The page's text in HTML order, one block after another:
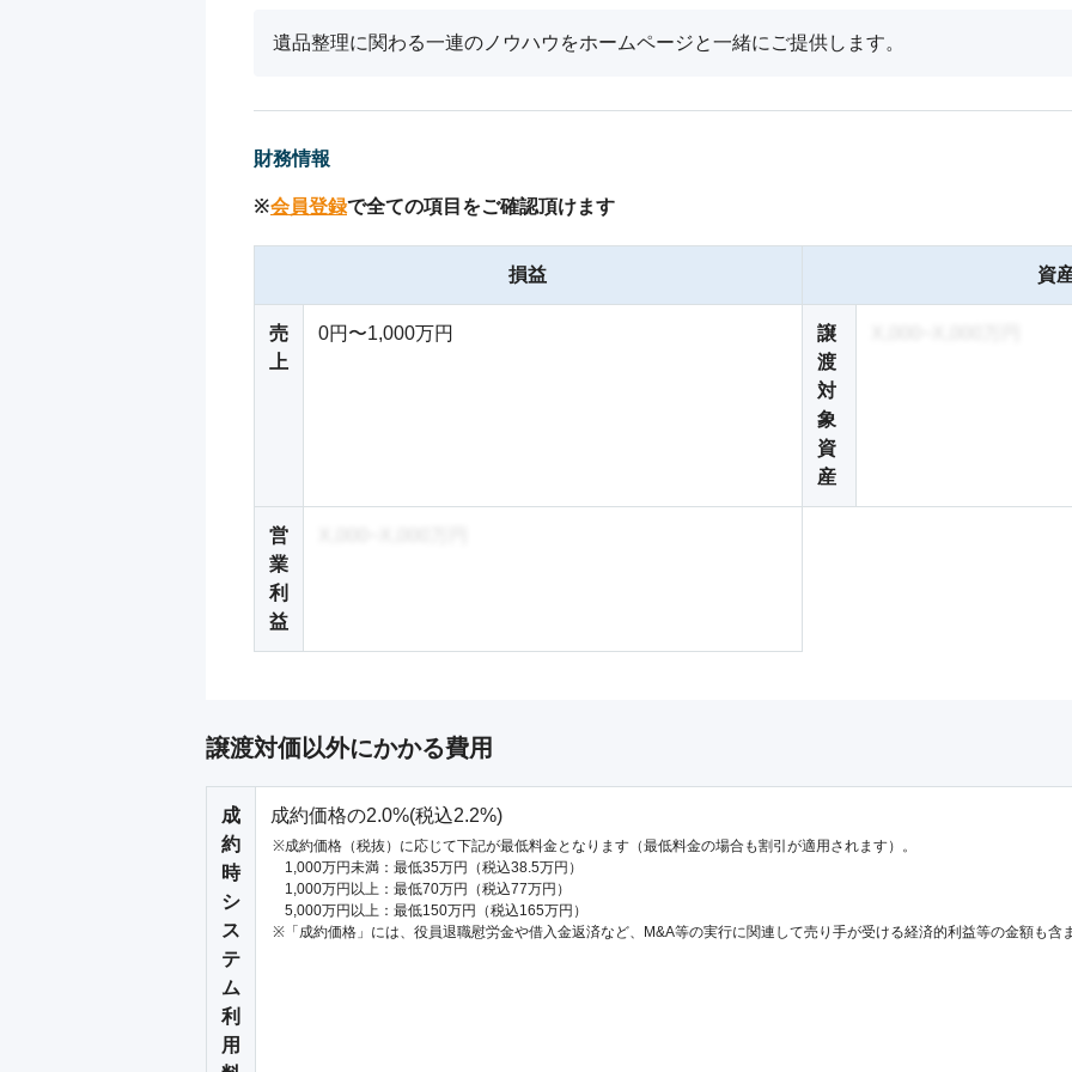
遺品整理に関わる一連のノウハウをホームページと一緒にご提供します。
財務情報
※会員登録で全ての項目をご確認頂けます
損益
売
上
0円〜1,000万円
営
業
利
益
資
譲
渡
対
象
資
産
譲渡対価以外にかかる費用
成
約
時
シ
ス
テ
ム
利
用
成約価格の2.0%(税込2.2%)
成約価格（税抜）に応じて下記が最低料金となります（最低料金の場合も割引が適用されます）。
1,000万円未満：最低35万円（税込38.5万円）
1,000万円以上：最低70万円（税込77万円）
5,000万円以上：最低150万円（税込165万円）
「成約価格」には、役員退職慰労金や借入金返済など、M&A等の実行に関連して売り手が受ける経済的利益等の金額も含